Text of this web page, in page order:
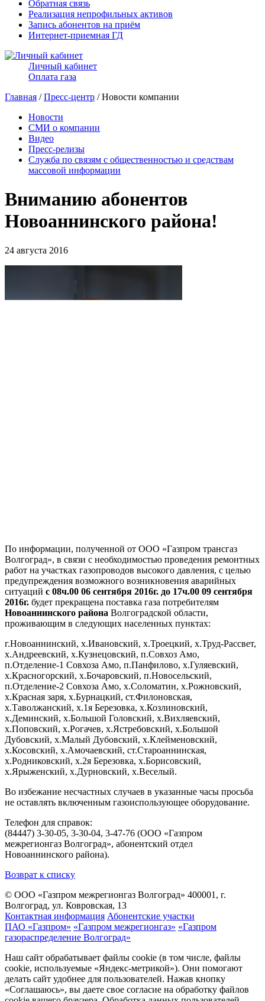
Обратная связь
Реализация непрофильных активов
Запись абонентов на приём
Интернет-приемная ГД
Личный кабинет
Оплата газа
Главная /Пресс-центр / Новости компании
Новости
СМИ о компании
Видео
Пресс-релизы
Служба по связям с общественностью и средствам
массовой информации
Вниманию абонентов
Новоаннинского района!
24 августа 2016
По информации, полученной от ООО «Газпром трансгаз
Волгоград», в связи с необходимостью проведения ремонтных
работ на участках газопроводов высокого давления, с целью
предупреждения возможного возникновения аварийных
ситуаций с 08ч.00 06 сентября 2016г. до 17ч.00 09 сентября
2016г. будет прекращена поставка газа потребителям
Новоаннинского района Волгоградской области,
проживающим в следующих населенных пунктах:
г.Новоаннинский, х.Ивановский, х.Троецкий, х.Труд-Рассвет,
х.Андреевский, х.Кузнецовский, п.Совхоз Амо,
п.Отделение-1 Совхоза Амо, п.Панфилово, х.Гуляевский,
х.Красногорский, х.Бочаровский, п.Новосельский,
п.Отделение-2 Совхоза Амо, х.Соломатин, х.Рожновский,
х.Красная заря, х.Бурнацкий, ст.Филоновская,
х.Таволжанский, х.1я Березовка, х.Козлиновский,
х.Деминский, х.Большой Головский, х.Вихляевский,
х.Поповский, х.Рогачев, х.Ястребовский, х.Большой
Дубовский, х.Малый Дубовский, х.Клейменовский,
х.Косовский, х.Амочаевский, ст.Староаннинская,
х.Родниковский, х.2я Березовка, х.Борисовский,
х.Ярыженский, х.Дурновский, х.Веселый.
Во избежание несчастных случаев в указанные часы просьба
не оставлять включенным газоиспользующее оборудование.
Телефон для справок:
(84447) 3-30-05, 3-30-04, 3-47-76 (ООО «Газпром
межрегионгаз Волгоград», абонентский отдел
Новоаннинского района).
Возврат к списку
© ООО «Газпром межрегионгаз Волгоград» 400001, г.
Волгоград, ул. Ковровская, 13
Контактная информация Абонентские участки
ПАО «Газпром» «Газпром межрегионгаз» «Газпром
газораспределение Волгоград»
Наш сайт обрабатывает файлы cookie (в том числе, файлы
cookie, используемые «Яндекс-метрикой»). Они помогают
делать сайт удобнее для пользователей. Нажав кнопку
«Соглашаюсь», вы даете свое согласие на обработку файлов